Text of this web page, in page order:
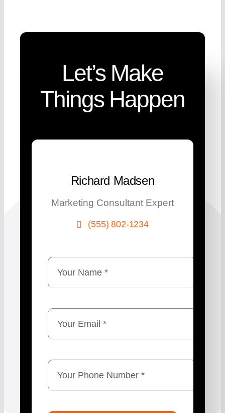
Let’s Make
Things Happen
Richard Madsen
Marketing Consultant Expert
(555) 802-1234